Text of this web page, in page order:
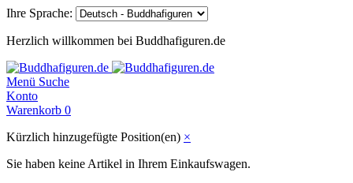
Ihre Sprache:
Herzlich willkommen bei Buddhafiguren.de
Menü Suche
Konto
Warenkorb 0
Kürzlich hinzugefügte Position(en) ×
Sie haben keine Artikel in Ihrem Einkaufswagen.